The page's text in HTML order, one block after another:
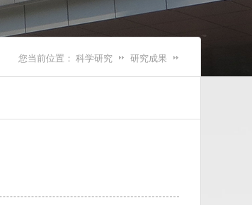
您当前位置： 科学研究 研究成果